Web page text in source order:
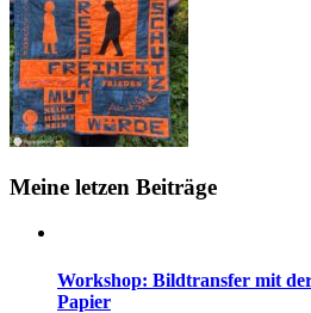
Meine letzen Beiträge
Workshop: Bildtransfer mit
Papier